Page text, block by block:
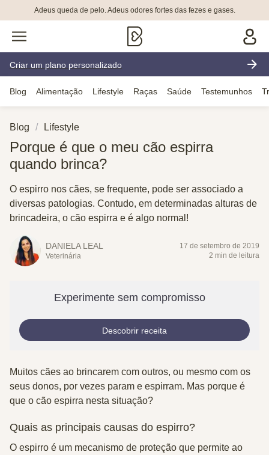
Adeus queda de pelo. Adeus odores fortes das fezes e gases.
Criar um plano personalizado
Blog Alimentação Lifestyle Raças Saúde Testemunhos
Blog Lifestyle
Porque é que o meu cão espirra
quando brinca?
O espirro nos cães, se frequente, pode ser associado a
diversas patologias. Contudo, em determinadas alturas de
brincadeira, o cão espirra e é algo normal!
DANIELA LEAL
Veterinária
17 de setembro de 2019
2 min de leitura
Experimente sem compromisso
Descobrir receita
Muitos cães ao brincarem com outros, ou mesmo com os
seus donos, por vezes param e espirram. Mas porque é
que o cão espirra nesta situação?
Quais as principais causas do espirro?
O espirro é um mecanismo de proteção que permite ao